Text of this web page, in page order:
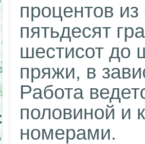
процентов
пятьдесят
шестисот до
пряжи, в
Работа
половиной и
номерами.